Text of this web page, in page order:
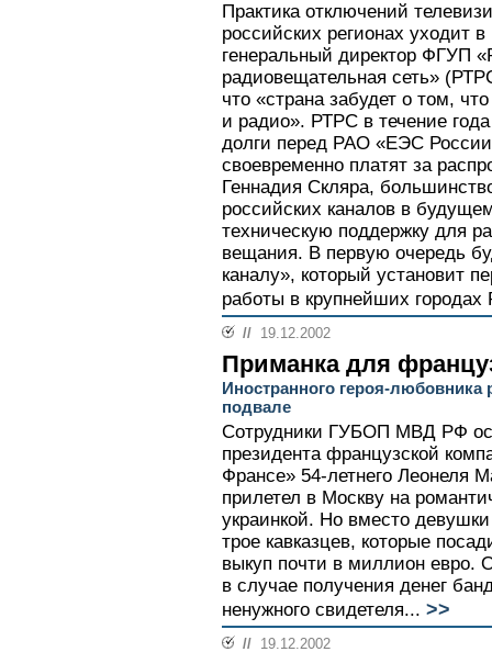
Практика отключений
российских регионах уходит
генеральный директор ФГУП
радиовещательная сеть»
что «страна забудет о том,
и радио». РТРС в течение
долги перед РАО «ЕЭС
своевременно платят за
Геннадия Скляра,
российских каналов в
техническую поддержку для
вещания. В первую очередь
каналу», который установит
работы в крупнейших
// 19.12.2002
Приманка для
Иностранного героя-
подвале
Сотрудники ГУБОП МВД РФ
президента французской
Франсе» 54-летнего Леонеля
прилетел в Москву на
украинкой. Но вместо
трое кавказцев, которые
выкуп почти в миллион евро.
в случае получения денег
ненужного свидетеля... >>
// 19.12.2002